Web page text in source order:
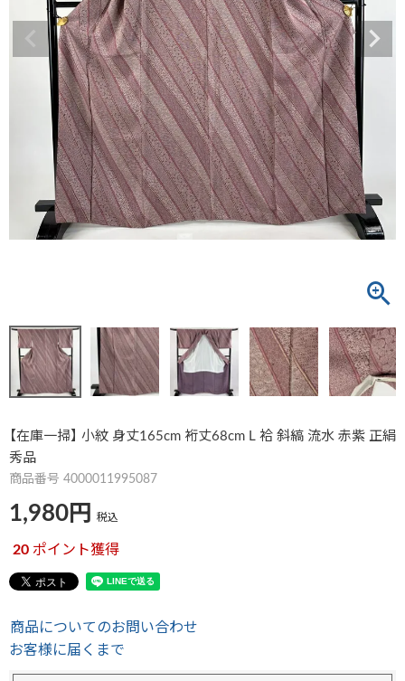
【在庫一掃】 小紋 身丈165cm 裄丈68cm L 袷 斜縞 流水 赤紫 正絹
秀品
商品番号 4000011995087
1,980 税込
20 ポイント獲得
商品についてのお問い合わせ
お客様に届くまで